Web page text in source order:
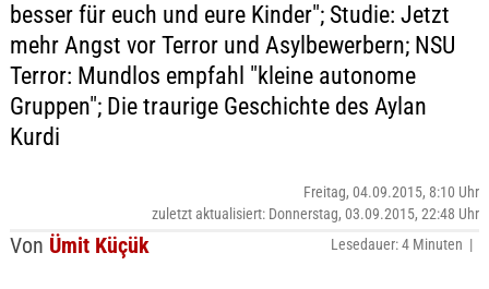
besser für euch und eure Kinder"; Studie: Jetzt
mehr Angst vor Terror und Asylbewerbern; NSU
Terror: Mundlos empfahl "kleine autonome
Gruppen"; Die traurige Geschichte des Aylan
Kurdi
Von Ümit Küçük
Freitag, 04.09.2015, 8:10 Uhr
zuletzt aktualisiert: Donnerstag, 03.09.2015, 22:48 Uhr
Lesedauer: 4 Minuten |